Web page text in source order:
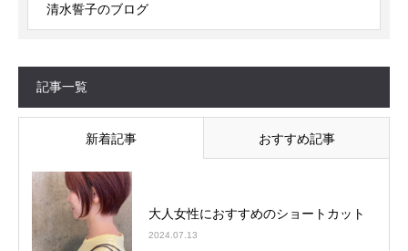
清水誓子のブログ
記事一覧
新着記事 おすすめ記事
大人女性におすすめのショートカット
2024.07.13